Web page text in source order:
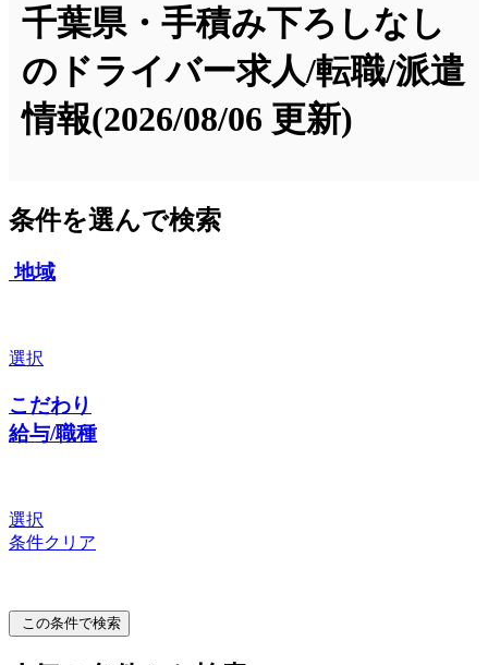
千葉県・手積み下ろしなし
のドライバー求人/転職/派遣
情報(2026/08/06 更新)
条件を選んで検索
地域
選択
こだわり
給与/職種
選択
条件クリア
この条件で検索